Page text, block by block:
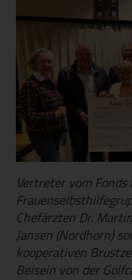
Vertreter vom
Chefärzten Dr.
Jansen (Nordhorn)
kooperativen
Beisein von der